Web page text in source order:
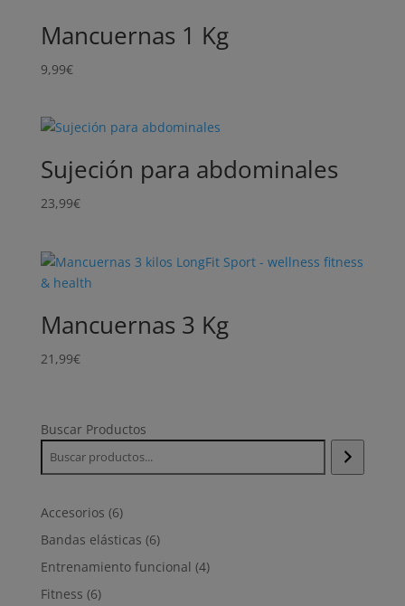
Mancuernas 1 Kg
9,99€
Sujeción para abdominales
23,99€
Mancuernas 3 Kg
21,99€
Buscar Productos
Accesorios 66
productos
Bandas elásticas 66
productos
Entrenamiento funcional 44
Fitness 66